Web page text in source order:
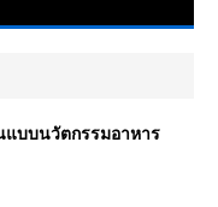
แบบนวัตกรรมอาหาร